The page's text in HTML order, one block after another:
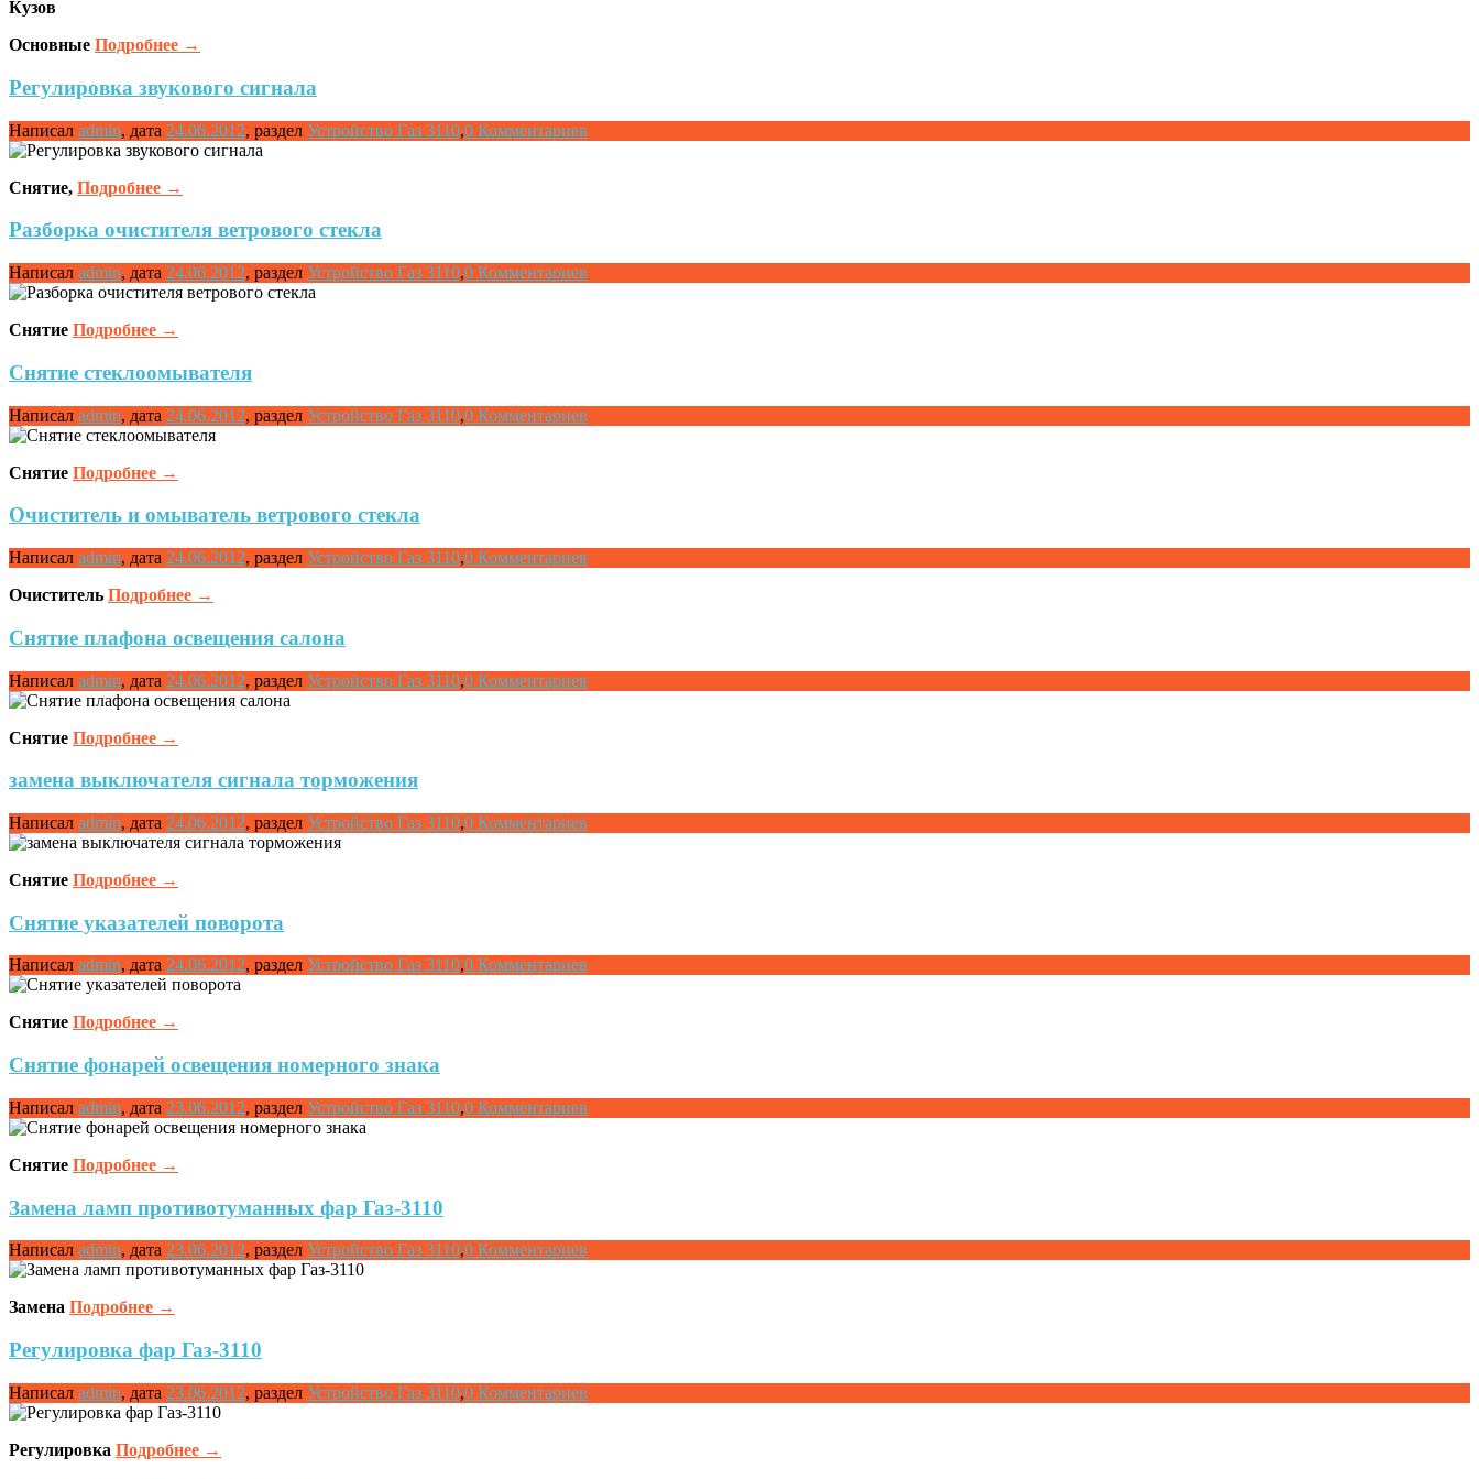
Кузов
Основные Подробнее →
Регулировка звукового сигнала
Написал admin, дата 24.06.2012, раздел Устройство Газ 3110,0 Комментариев
Снятие, Подробнее →
Разборка очистителя ветрового стекла
Написал admin, дата 24.06.2012, раздел Устройство Газ 3110,0 Комментариев
Снятие Подробнее →
Снятие стеклоомывателя
Написал admin, дата 24.06.2012, раздел Устройство Газ 3110,0 Комментариев
Снятие Подробнее →
Очиститель и омыватель ветрового стекла
Написал admin, дата 24.06.2012, раздел Устройство Газ 3110,0 Комментариев
Очиститель Подробнее →
Снятие плафона освещения салона
Написал admin, дата 24.06.2012, раздел Устройство Газ 3110,0 Комментариев
Снятие Подробнее →
замена выключателя сигнала торможения
Написал admin, дата 24.06.2012, раздел Устройство Газ 3110,0 Комментариев
Снятие Подробнее →
Снятие указателей поворота
Написал admin, дата 24.06.2012, раздел Устройство Газ 3110,0 Комментариев
Снятие Подробнее →
Снятие фонарей освещения номерного знака
Написал admin, дата 23.06.2012, раздел Устройство Газ 3110,0 Комментариев
Снятие Подробнее →
Замена ламп противотуманных фар Газ-3110
Написал admin, дата 23.06.2012, раздел Устройство Газ 3110,0 Комментариев
Замена Подробнее →
Регулировка фар Газ-3110
Написал admin, дата 23.06.2012, раздел Устройство Газ 3110,0 Комментариев
Регулировка Подробнее →